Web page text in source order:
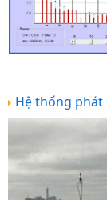
Hệ thống